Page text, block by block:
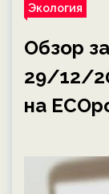
Экология
Обзор
29/12/
на